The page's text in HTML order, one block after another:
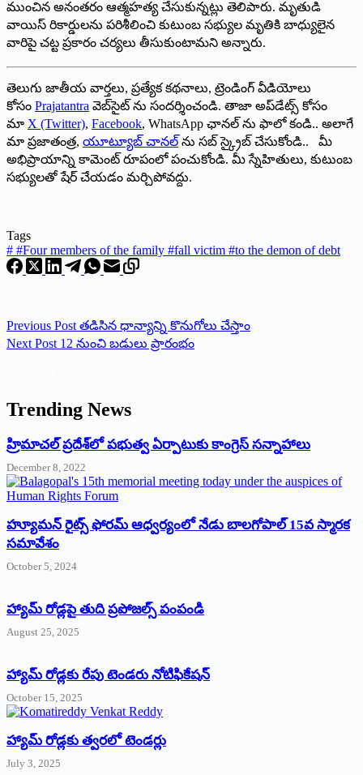
ముంచిన అనంతరం ఆత్మహత్య చేసుకున్నట్లు తెలిపారు. మృతుడి
వాయిస్ రికార్డులను పరిశీలించి కుటుంబ సభ్యుల మృతికి బాధ్యులైన
వారిపై చట్ట ప్రకారం చర్యలు తీసుకుంటామని అన్నారు.
తెలుగు జాతీయ వార్తలు, ప్రత్యేక కథనాలు, ట్రెండింగ్ వీడియోలు
కోసం Prajatantra వెబ్‌సైట్ ను సందర్శించండి. తాజా అప్‌డేట్స్ కోసం
మా X (Twitter), Facebook, WhatsApp ఛానల్ ను ఫాలో కండి.. అలాగే
మా ప్రజాతంత్ర, యూట్యూబ్ చానల్ ను సబ్ స్క్రైబ్ చేసుకోండి.. మీ
అభిప్రాయాన్ని కామెంట్ రూపంలో పంచుకోండి. మీ స్నేహితులు, కుటుంబ
సభ్యులతో షేర్ చేయడం మర్చిపోవద్దు.
Tags
# #Four members of the family #fall victim #to the demon of debt
Previous Post తడిసిన ధాన్యాన్ని కొనుగోలు చేస్తాం
Next Post 12 నుంచి బడులు ప్రారంభం
Trending News
‌హ్రిమాచల్‌ ‌ప్రదేశ్‌లో పభుత్వ ఏర్పాటుకు కాంగ్రెస్‌ ‌సన్నాహాలు
December 8, 2022
హ్యూమన్‌ రైట్స్‌ ఫోరమ్‌ ఆధ్వర్యంలో నేడు బాలగోపాల్‌ 15వ స్మారక
సమావేశం
October 5, 2024
హ్యామ్‌ రోడ్లపై తుది ప్రపోజల్స్‌ పంపండి
August 25, 2025
హ్యామ్‌ రోడ్లకు రేపు టెండరు నోటిఫికేషన్‌
October 15, 2025
హ్యామ్‌ రోడ్లకు త్వరలో టెండర్లు
July 3, 2025